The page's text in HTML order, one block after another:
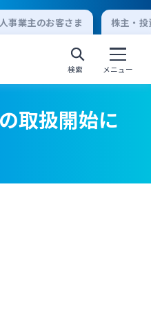
事業主のお客さま 株主・
検索 メニュー
ットバンキング
ン
トバンキング
取扱開始に